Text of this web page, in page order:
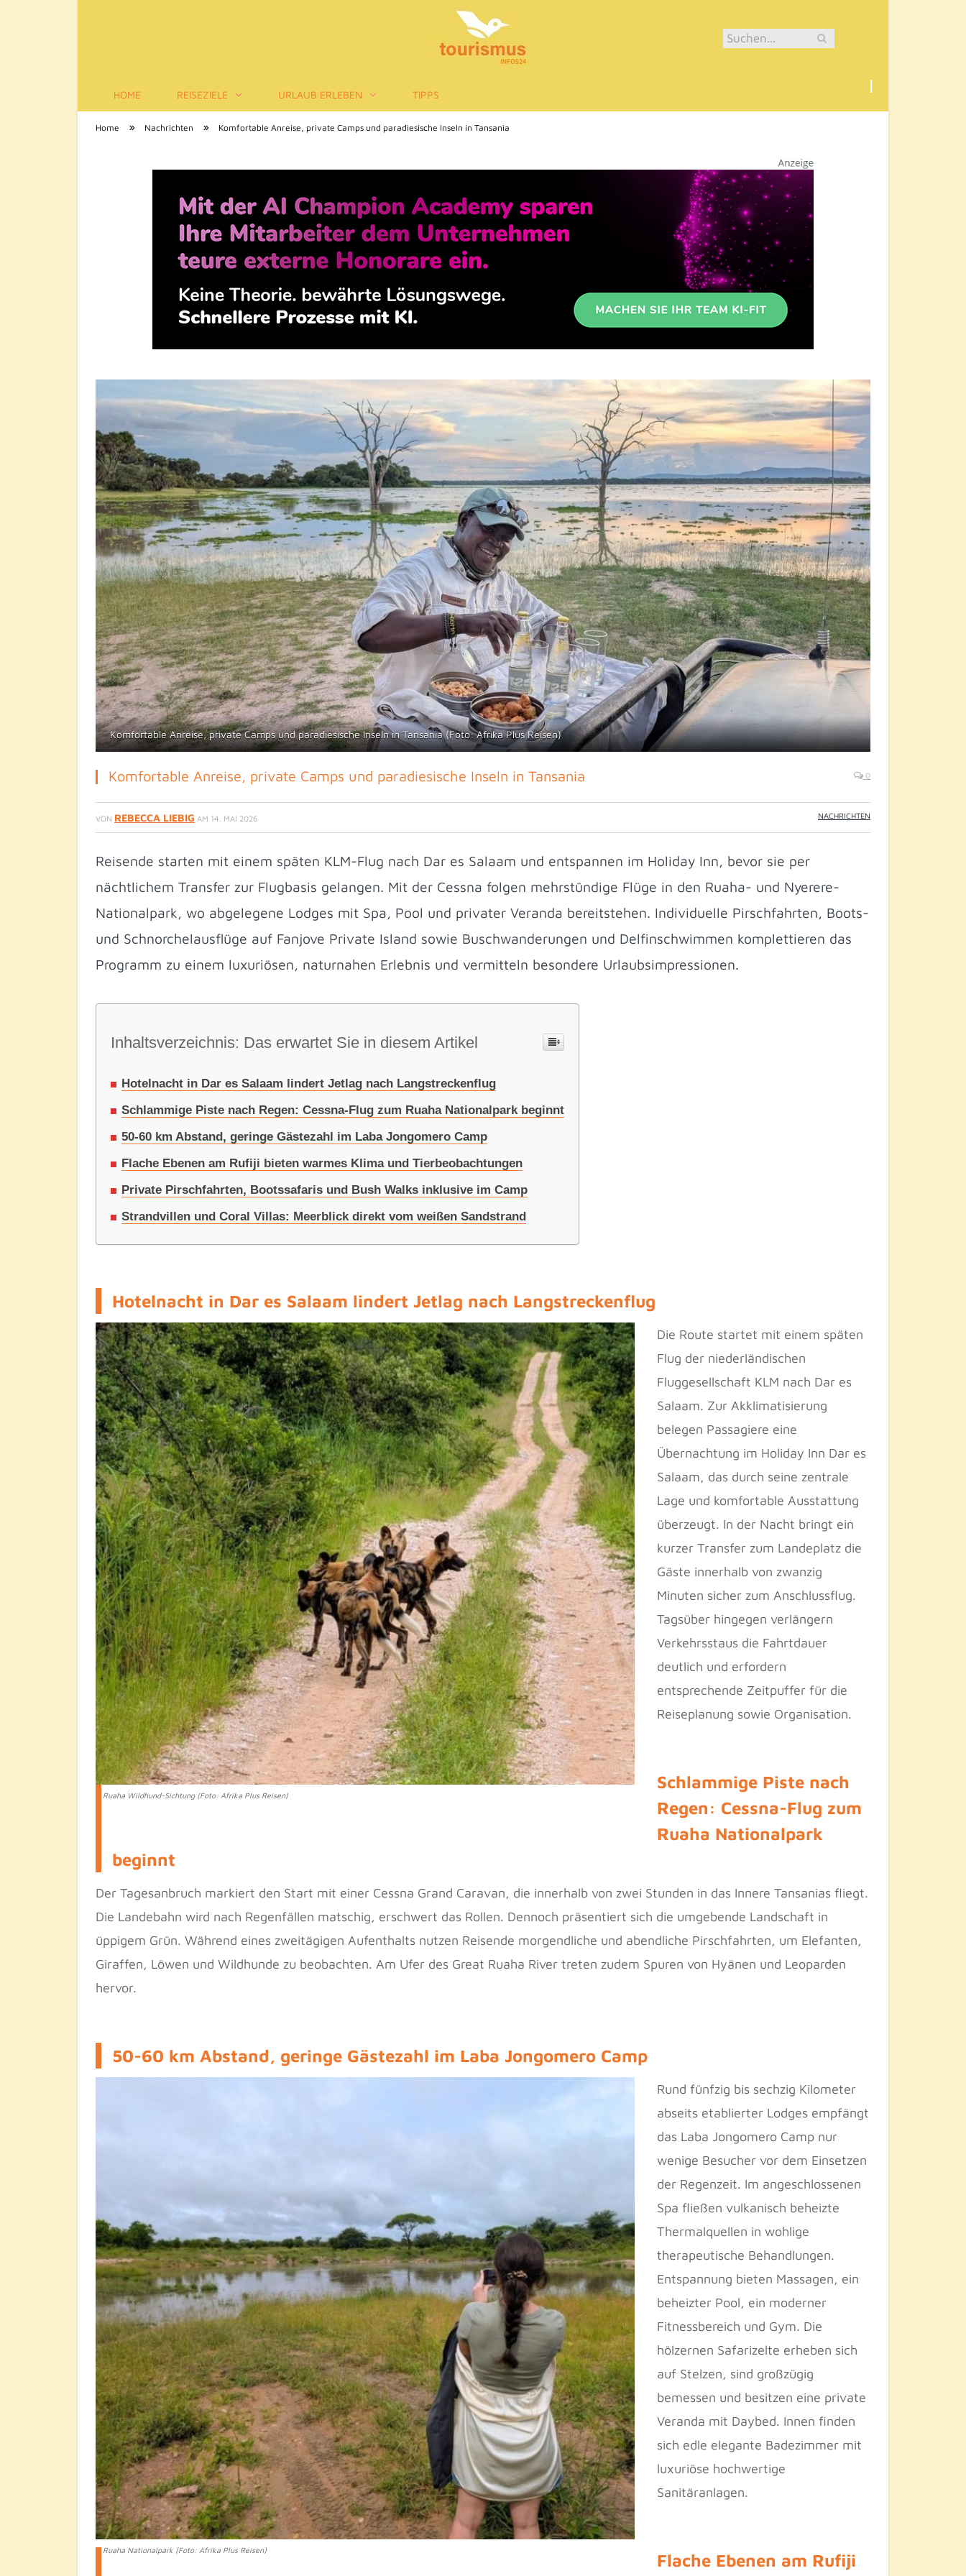
Tourismus-Infos
HOME REISEZIELE URLAUB ERLEBEN TIPPS
Home » Nachrichten » Komfortable Anreise, private Camps und paradiesische Inseln in Tansania
Komfortable Anreise, private Camps und paradiesische Inseln in Tansania (Foto: Afrika Plus Reisen)
Komfortable Anreise, private Camps und paradiesische Inseln in Tansania 0
VON REBECCA LIEBIG AM 14. MAI 2026 NACHRICHTEN
Reisende starten mit einem späten KLM-Flug nach Dar es Salaam und entspannen im Holiday Inn, bevor sie per
nächtlichem Transfer zur Flugbasis gelangen. Mit der Cessna folgen mehrstündige Flüge in den Ruaha- und Nyerere-
Nationalpark, wo abgelegene Lodges mit Spa, Pool und privater Veranda bereitstehen. Individuelle Pirschfahrten, Boots-
und Schnorchelausflüge auf Fanjove Private Island sowie Buschwanderungen und Delfinschwimmen komplettieren das
Programm zu einem luxuriösen, naturnahen Erlebnis und vermitteln besondere Urlaubsimpressionen.
Inhaltsverzeichnis: Das erwartet Sie in diesem Artikel
Hotelnacht in Dar es Salaam lindert Jetlag nach Langstreckenflug
Schlammige Piste nach Regen: Cessna-Flug zum Ruaha Nationalpark beginnt
50-60 km Abstand, geringe Gästezahl im Laba Jongomero Camp
Flache Ebenen am Rufiji bieten warmes Klima und Tierbeobachtungen
Private Pirschfahrten, Bootssafaris und Bush Walks inklusive im Camp
Strandvillen und Coral Villas: Meerblick direkt vom weißen Sandstrand
Hotelnacht in Dar es Salaam lindert Jetlag nach Langstreckenflug
Ruaha Wildhund-Sichtung (Foto: Afrika Plus Reisen)
Die Route startet mit einem späten
Flug der niederländischen
Fluggesellschaft KLM nach Dar es
Salaam. Zur Akklimatisierung
belegen Passagiere eine
Übernachtung im Holiday Inn Dar es
Salaam, das durch seine zentrale
Lage und komfortable Ausstattung
überzeugt. In der Nacht bringt ein
kurzer Transfer zum Landeplatz die
Gäste innerhalb von zwanzig
Minuten sicher zum Anschlussflug.
Tagsüber hingegen verlängern
Verkehrsstaus die Fahrtdauer
deutlich und erfordern
entsprechende Zeitpuffer für die
Reiseplanung sowie Organisation.
Schlammige Piste nach
Regen: Cessna-Flug zum
Ruaha Nationalpark
beginnt
Der Tagesanbruch markiert den Start mit einer Cessna Grand Caravan, die innerhalb von zwei Stunden in das Innere Tansanias fliegt.
Die Landebahn wird nach Regenfällen matschig, erschwert das Rollen. Dennoch präsentiert sich die umgebende Landschaft in
üppigem Grün. Während eines zweitägigen Aufenthalts nutzen Reisende morgendliche und abendliche Pirschfahrten, um Elefanten,
Giraffen, Löwen und Wildhunde zu beobachten. Am Ufer des Great Ruaha River treten zudem Spuren von Hyänen und Leoparden
hervor.
50-60 km Abstand, geringe Gästezahl im Laba Jongomero Camp
Ruaha Nationalpark (Foto: Afrika Plus Reisen)
Rund fünfzig bis sechzig Kilometer
abseits etablierter Lodges empfängt
das Laba Jongomero Camp nur
wenige Besucher vor dem Einsetzen
der Regenzeit. Im angeschlossenen
Spa fließen vulkanisch beheizte
Thermalquellen in wohlige
therapeutische Behandlungen.
Entspannung bieten Massagen, ein
beheizter Pool, ein moderner
Fitnessbereich und Gym. Die
hölzernen Safarizelte erheben sich
auf Stelzen, sind großzügig
bemessen und besitzen eine private
Veranda mit Daybed. Innen finden
sich edle elegante Badezimmer mit
luxuriöse hochwertige
Sanitäranlagen.
Flache Ebenen am Rufiji